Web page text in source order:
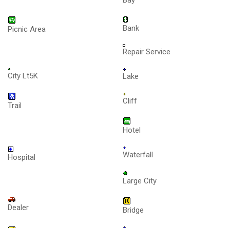
Picnic Area Bank
Repair Service
City Lt5K Lake
Trail Cliff
Hotel
Hospital Waterfall
Large City
Dealer Bridge